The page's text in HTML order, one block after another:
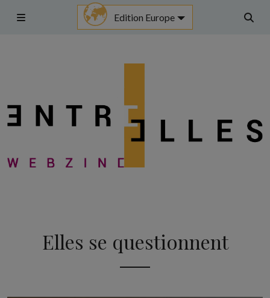
Edition Europe
Elles se questionnent